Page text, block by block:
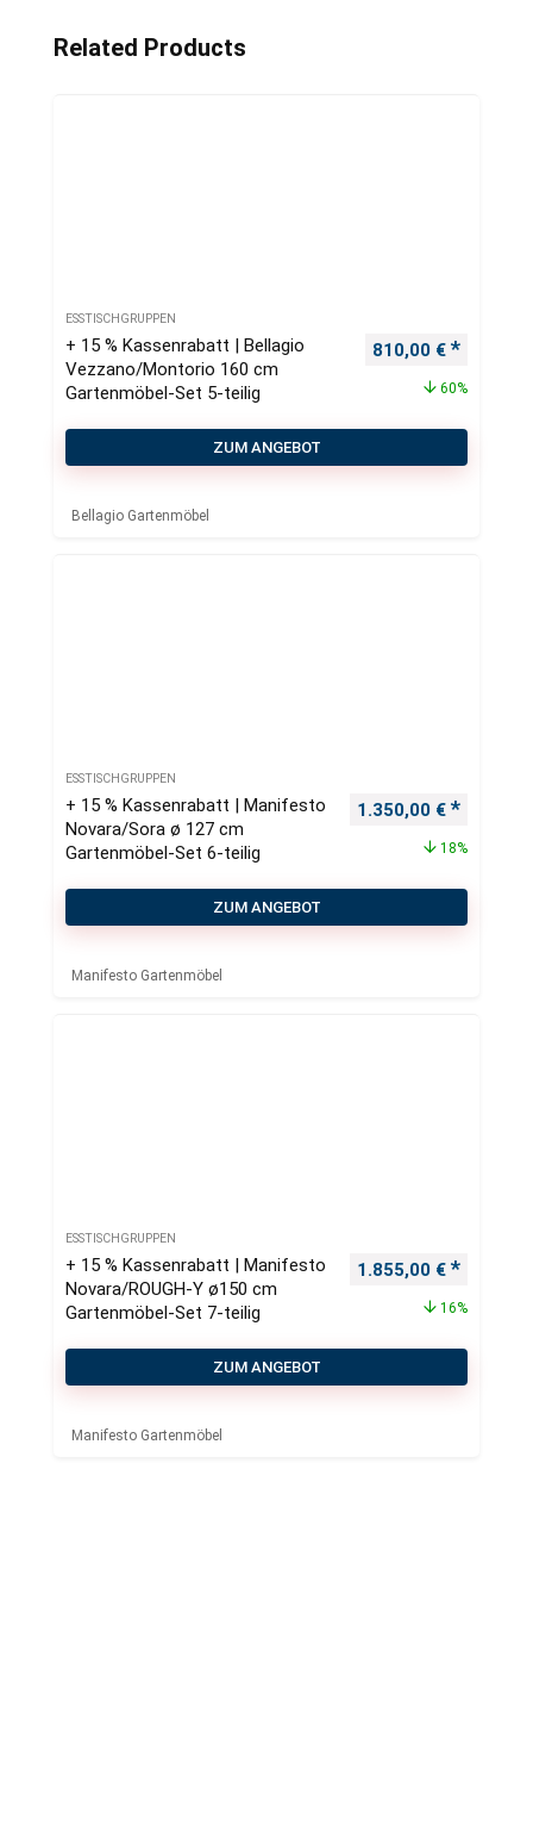
Related Products
ESSTISCHGRUPPEN
+ 15 % Kassenrabatt | Bellagio
Vezzano/Montorio 160 cm
Gartenmöbel-Set 5-teilig
Ursprünglicher
810,00 €
60%
ZUM ANGEBOT
Bellagio Gartenmöbel
ESSTISCHGRUPPEN
+ 15 % Kassenrabatt | Manifesto
Novara/Sora ø 127 cm
Gartenmöbel-Set 6-teilig
Ursprünglicher
1.350,00 €
18%
ZUM ANGEBOT
Manifesto Gartenmöbel
ESSTISCHGRUPPEN
+ 15 % Kassenrabatt | Manifesto
Novara/ROUGH-Y ø150 cm
Gartenmöbel-Set 7-teilig
Ursprünglicher
1.855,00 €
16%
ZUM ANGEBOT
Manifesto Gartenmöbel